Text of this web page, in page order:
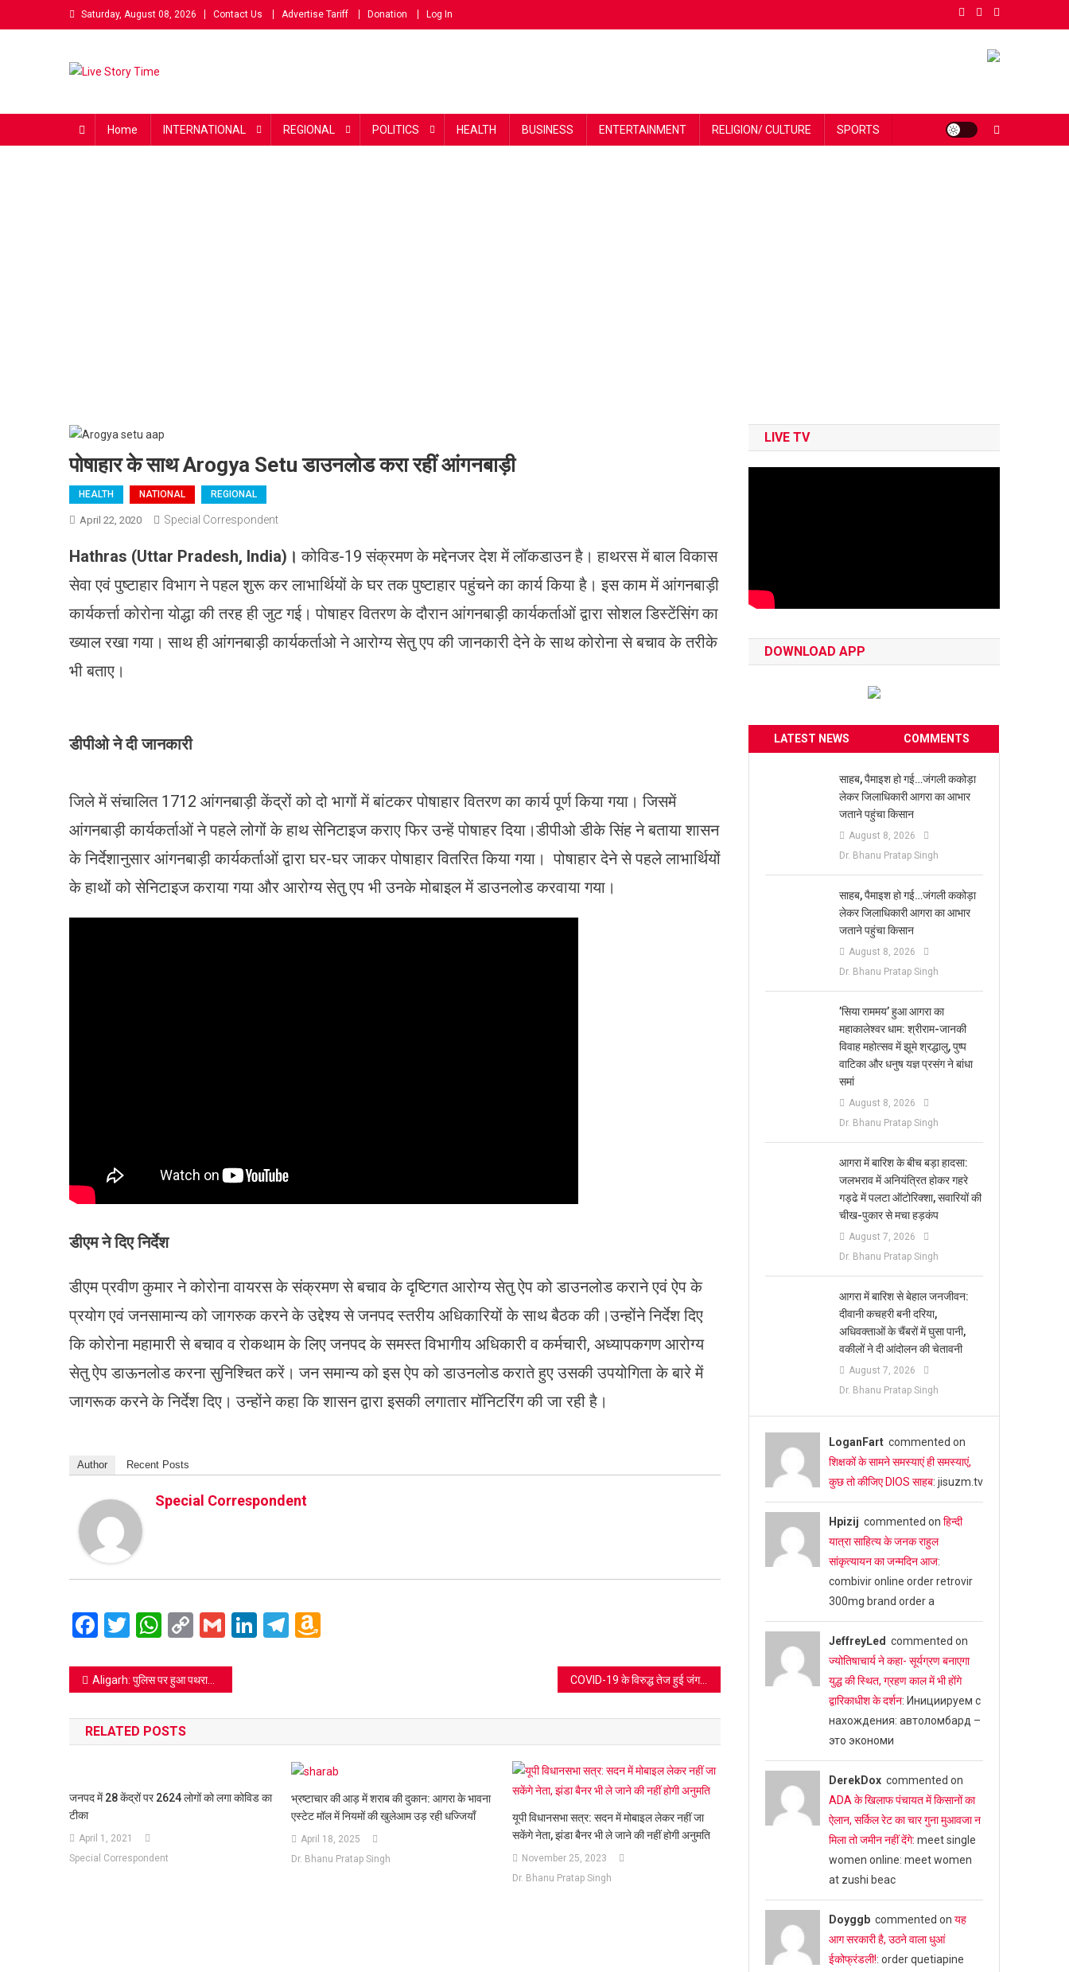
to
Saturday, August 08, 2026 Contact Us Advertise Tariff Donation Log In
Home INTERNATIONAL REGIONAL POLITICS HEALTH BUSINESS ENTERTAINMENT RELIGION/ CULTURE SPORTS
पोषाहार के साथ Arogya Setu डाउनलोड करा रहीं आंगनबाड़ी
HEALTH NATIONAL REGIONAL
April 22, 2020 Special Correspondent
Hathras (Uttar Pradesh, India)।कोविड-19 संक्रमण के मद्देनजर देश में लॉकडाउन है। हाथरस में बाल विकास
सेवा एवं पुष्टाहार विभाग ने पहल शुरू कर लाभार्थियों के घर तक पुष्टाहार पहुंचने का कार्य किया है। इस काम में आंगनबाड़ी
कार्यकर्त्ता कोरोना योद्धा की तरह ही जुट गई। पोषाहर वितरण के दौरान आंगनबाड़ी कार्यकर्ताओं द्वारा सोशल डिस्टेंसिंग का
ख्याल रखा गया। साथ ही आंगनबाड़ी कार्यकर्ताओ ने आरोग्य सेतु एप की जानकारी देने के साथ कोरोना से बचाव के तरीके
भी बताए।
डीपीओ ने दी जानकारी
जिले में संचालित 1712 आंगनबाड़ी केंद्रों को दो भागों में बांटकर पोषाहार वितरण का कार्य पूर्ण किया गया। जिसमें
आंगनबाड़ी कार्यकर्ताओं ने पहले लोगों के हाथ सेनिटाइज कराए फिर उन्हें पोषाहर दिया।डीपीओ डीके सिंह ने बताया शासन
के निर्देशानुसार आंगनबाड़ी कार्यकर्ताओं द्वारा घर-घर जाकर पोषाहार वितरित किया गया। पोषाहार देने से पहले लाभार्थियों
के हाथों को सेनिटाइज कराया गया और आरोग्य सेतु एप भी उनके मोबाइल में डाउनलोड करवाया गया।
डीएम ने दिए निर्देश
डीएम प्रवीण कुमार ने कोरोना वायरस के संक्रमण से बचाव के दृष्टिगत आरोग्य सेतु ऐप को डाउनलोड कराने एवं ऐप के
प्रयोग एवं जनसामान्य को जागरुक करने के उद्देश्य से जनपद स्तरीय अधिकारियों के साथ बैठक की।उन्होंने निर्देश दिए
कि कोरोना महामारी से बचाव व रोकथाम के लिए जनपद के समस्त विभागीय अधिकारी व कर्मचारी, अध्यापकगण आरोग्य
सेतु ऐप डाऊनलोड करना सुनिश्चित करें। जन समान्य को इस ऐप को डाउनलोड कराते हुए उसकी उपयोगिता के बारे में
जागरूक करने के निर्देश दिए। उन्होंने कहा कि शासन द्वारा इसकी लगातार मॉनिटरिंग की जा रही है।
Author Recent Posts
Special Correspondent
Facebook
Twitter
WhatsApp
CopyGmailLinkedIn
Telegram
Post
navigation
Aligarh: पुलिस पर हुआ पथराव जानिए वजह COVID-19 के विरुद्ध तेज हुई जंग
RELATED POSTS
जनपद में 28 केंद्रों पर 2624 लोगों को लगा कोविड का
टीका
April 1, 2021
Special Correspondent
भ्रष्टाचार की आड़ में शराब की दुकान: आगरा के भावना
एस्टेट मॉल में नियमों की खुलेआम उड़ रही धज्जियाँ
April 18, 2025
Dr. Bhanu Pratap Singh
यूपी विधानसभा सत्र: सदन में मोबाइल लेकर नहीं जा
सकेंगे नेता, झंडा बैनर भी ले जाने की नहीं होगी अनुमति
November 25, 2023
Dr. Bhanu Pratap Singh
LIVE TV
DOWNLOAD APP
LATEST NEWS COMMENTS
साहब, पैमाइश हो गई…जंगली ककोड़ा
लेकर जिलाधिकारी आगरा का आभार
जताने पहुंचा किसान
August 8, 2026
Dr. Bhanu Pratap Singh
साहब, पैमाइश हो गई…जंगली ककोड़ा
लेकर जिलाधिकारी आगरा का आभार
जताने पहुंचा किसान
August 8, 2026
Dr. Bhanu Pratap Singh
​’सिया राममय’ हुआ आगरा का
महाकालेश्वर धाम: श्रीराम-जानकी
विवाह महोत्सव में झूमे श्रद्धालु, पुष्प
वाटिका और धनुष यज्ञ प्रसंग ने बांधा
समां
August 8, 2026
Dr. Bhanu Pratap Singh
आगरा में बारिश के बीच बड़ा हादसा:
जलभराव में अनियंत्रित होकर गहरे
गड्ढे में पलटा ऑटोरिक्शा, सवारियों की
चीख-पुकार से मचा हड़कंप
August 7, 2026
Dr. Bhanu Pratap Singh
आगरा में बारिश से बेहाल जनजीवन:
दीवानी कचहरी बनी दरिया,
अधिवक्ताओं के चैंबरों में घुसा पानी,
वकीलों ने दी आंदोलन की चेतावनी
August 7, 2026
Dr. Bhanu Pratap Singh
LoganFartcommented on
शिक्षकों के सामने समस्याएं ही समस्याएं,
कुछ तो कीजिए DIOS साहब: jisuzm.tv
Hpizij commented on हिन्दी
यात्रा साहित्य के जनक राहुल
सांकृत्यायन का जन्‍मदिन आज:
combivir online order retrovir
300mg brand order a
JeffreyLed commented on
ज्योतिषाचार्य ने कहा- सूर्यग्रण बनाएगा
युद्ध की स्थित, ग्रहण काल में भी होंगे
द्वारिकाधीश के दर्शन: Инициируем с
нахождения: автоломбард –
это экономи
DerekDoxcommented on
ADA के खिलाफ पंचायत में किसानों का
ऐलान, सर्किल रेट का चार गुना मुआवजा न
मिला तो जमीन नहीं देंगे: meet single
women online: meet women
at zushi beac
Doyggbcommented on यह
आग सरकारी है, उठने वाला धुआं
ईकोफ्रंडली!: order quetiapine